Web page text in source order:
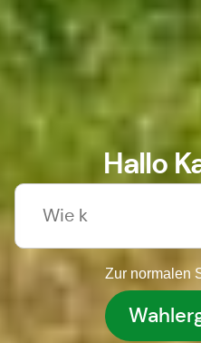
Hallo
Zur normalen